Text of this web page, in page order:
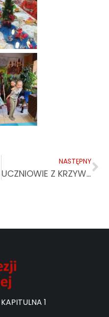
NASTĘPNY
UCZNIOWIE Z KRZYWCZY Z KOLĘDĄ U PODOPIECZNYCH CARITAS
1